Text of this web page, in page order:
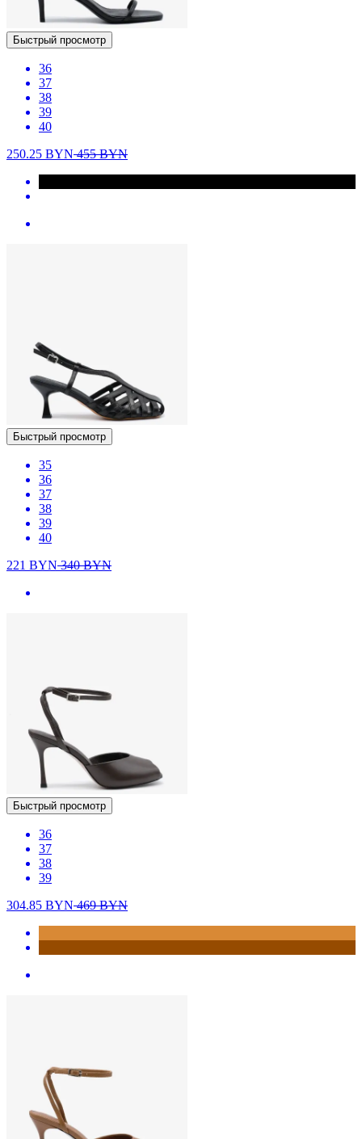
Быстрый просмотр
36
37
38
39
40
250.25 BYN455BYN
Быстрый просмотр
35
36
37
38
39
40
221 BYN340BYN
Быстрый просмотр
36
37
38
39
304.85 BYN469BYN